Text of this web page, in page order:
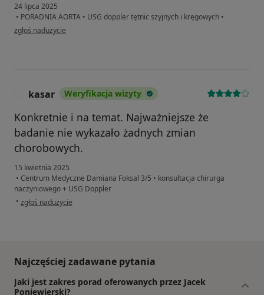
24 lipca 2025
• PORADNIA AORTA • USG doppler tętnic szyjnych i kręgowych •
w opinii użytkownika Beata
zgłoś nadużycie
kasar Weryfikacja wizyty
Konkretnie i na temat. Najważniejsze że
badanie nie wykazało żadnych zmian
chorobowych.
15 kwietnia 2025
• Centrum Medyczne Damiana Foksal 3/5 • konsultacja chirurga
naczyniowego + USG Doppler
• w opinii użytkownika kasar
zgłoś nadużycie
Najczęściej zadawane pytania
Jaki jest zakres porad oferowanych przez Jacek
Poniewierski?